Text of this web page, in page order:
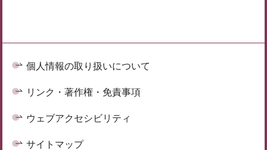
個人情報の取り扱いについて
リンク・著作権・免責事項
ウェブアクセシビリティ
サイトマップ